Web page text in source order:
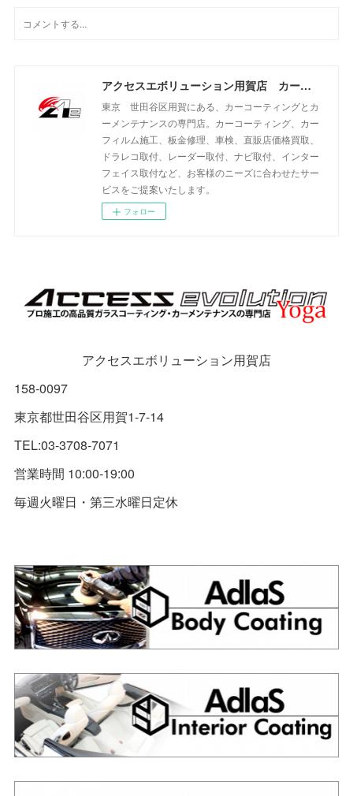
アクセスエボリューション用賀店 カーコーティング・カーメンテナンスの専門店
東京 世田谷区用賀にある、カーコーティングとカ
ーメンテナンスの専門店。カーコーティング、カー
フィルム施工、板金修理、車検、直販店価格買取、
ドラレコ取付、レーダー取付、ナビ取付、インター
フェイス取付など、お客様のニーズに合わせたサー
ビスをご提案いたします。
フォロー
アクセスエボリューション用賀店
158-0097
東京都世田谷区用賀1-7-14
TEL:03-3708-7071
営業時間 10:00-19:00
毎週火曜日・第三水曜日定休